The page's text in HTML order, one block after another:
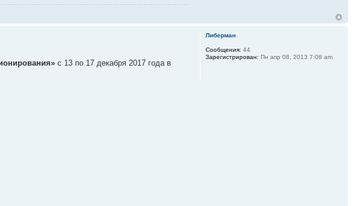
с 13 по 17 декабря 2017 года в
Либерман
Сообщения: 44
Зарегистрирован: Пн апр 08, 2013 7:08 am